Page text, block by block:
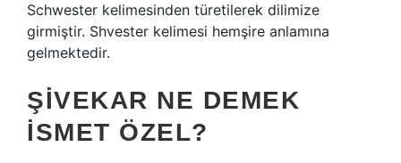
Schwester kelimesinden türetilerek dilimize
girmiştir. Shvester kelimesi hemşire anlamına
gelmektedir.
ŞIVEKAR NE DEMEK
ISMET ÖZEL?